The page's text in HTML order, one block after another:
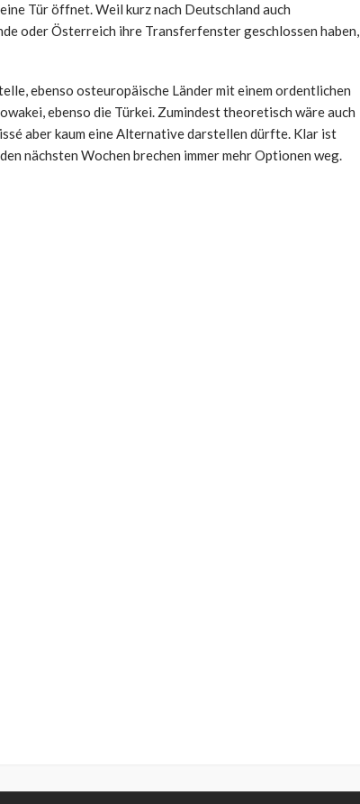
Tür öffnet. Weil kurz nach Deutschland auch
oder Österreich ihre Transferfenster geschlossen haben,
ebenso osteuropäische Länder mit einem ordentlichen
ebenso die Türkei. Zumindest theoretisch wäre auch
aber kaum eine Alternative darstellen dürfte. Klar ist
nächsten Wochen brechen immer mehr Optionen weg.